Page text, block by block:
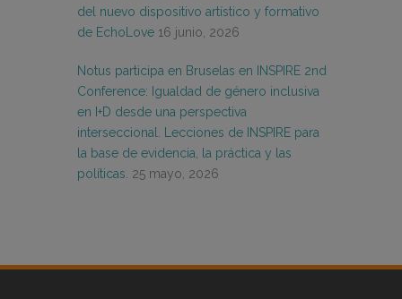
del nuevo dispositivo artístico y formativo
de EchoLove 16 junio, 2026
Notus participa en Bruselas en INSPIRE 2nd
Conference: Igualdad de género inclusiva
en I+D desde una perspectiva
interseccional. Lecciones de INSPIRE para
la base de evidencia, la práctica y las
políticas. 25 mayo, 2026